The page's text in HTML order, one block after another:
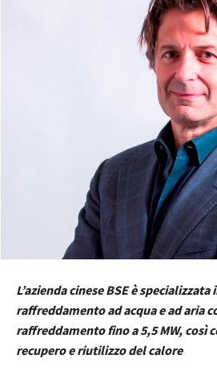
L’azienda cinese BSE è
raffreddamento ad acqua e ad aria
raffreddamento fino a 5,5 MW, così
recupero e riutilizzo del calore